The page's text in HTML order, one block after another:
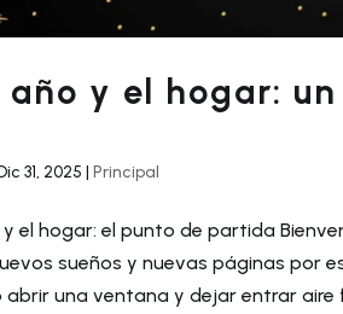
y el hogar:
31, 2025 |Principal
y el hogar: el punto de partida
sueños y nuevas páginas por
abrir una ventana y dejar entrar aire